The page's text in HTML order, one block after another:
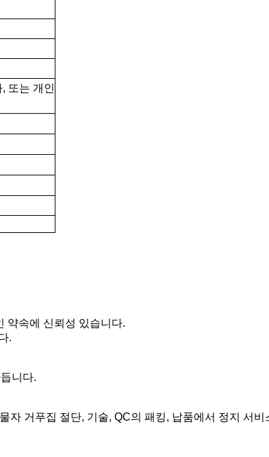
또는 개인
약속에 신뢰성 있습니다.
.
니다.
거푸집 절단, 기술, QC의 패킹, 납품에서 정지 서